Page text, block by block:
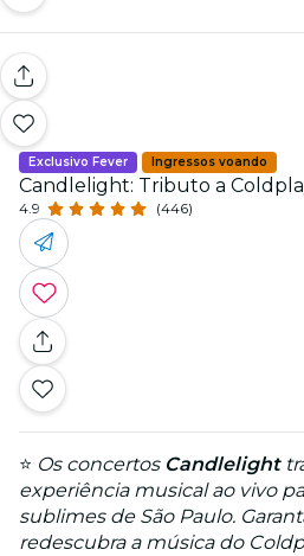
Exclusivo Fever Ingressos voando
Candlelight: Tributo a
4.9 (446)
⭐ Os concertos Candlelight
experiência musical ao vivo
sublimes de São Paulo.
redescubra a música do